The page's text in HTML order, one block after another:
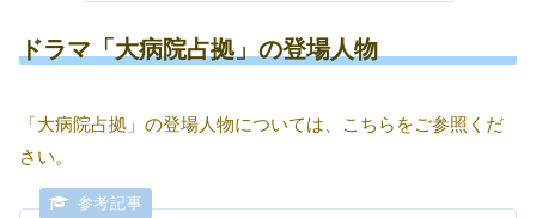
ドラマ「大病院占拠」の登場人物
「大病院占拠」の登場人物については、こちらをご参照くだ
さい。